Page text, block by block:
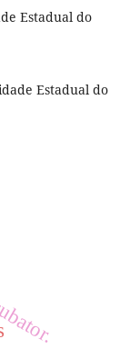
Estadual do
Estadual do